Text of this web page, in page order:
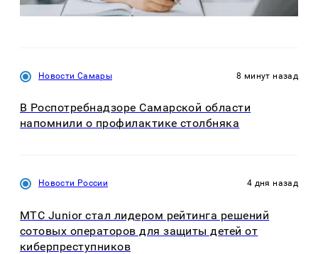
Новости Самары 8 минут назад
В Роспотребнадзоре Самарской области
напомнили о профилактике столбняка
Новости России 4 дня назад
МТС Junior стал лидером рейтинга решений
сотовых операторов для защиты детей от
киберпреступников